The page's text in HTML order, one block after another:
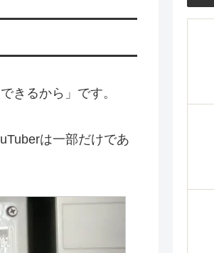
きるから」です。
は一部だけであ